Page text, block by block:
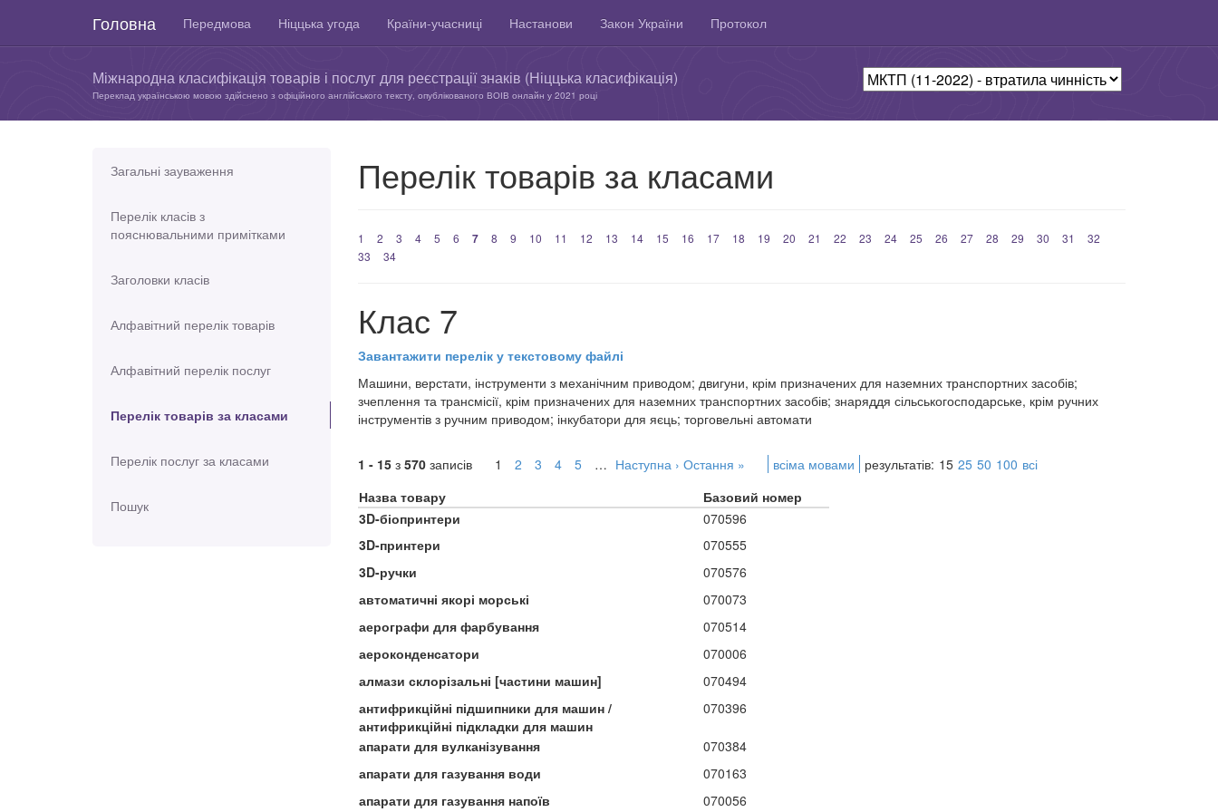
Головна Передмова Ніццька угода Країни-учасниці Настанови Закон України Протокол
Міжнародна класифікація товарів і послуг для реєстрації знаків (Ніццька класифікація)
Переклад українською мовою здійснено з офіційного англійського тексту, опублікованого ВОІВ онлайн у 2021 році
Загальні зауваження
Перелік класів з
пояснювальними примітками
Заголовки класів
Алфавітний перелік товарів
Алфавітний перелік послуг
Перелік товарів за класами
Перелік послуг за класами
Пошук
Перелік товарів за класами
1 2 3 4 5 6 7 8 9 10 11 12 13 14 15 16 17 18 19 20 21 22 23 24 25 26 27 28 29 30 31
32
33
34
Клас 7
Завантажити перелік у текстовому файлі
Машини, верстати, інструменти з механічним приводом; двигуни, крім призначених для наземних транспортних засобів;
зчеплення та трансмісії, крім призначених для наземних транспортних засобів; знаряддя сільськогосподарське, крім ручних
інструментів з ручним приводом; інкубатори для яєць; торговельні автомати
1 - 15з 570записів 1 2 3 4 5 … Наступна › Остання » всіма мовами результатів: 15 25 50 100 всі
Назва товару
Базовий номер
3D-біопринтери
070596
3D-принтери
070555
3D-ручки
070576
автоматичні якорі морські
070073
аерографи для фарбування
070514
аероконденсатори
070006
алмази склорізальні [частини машин]
070494
антифрикційні підшипники для машин /
антифрикційні підкладки для машин
070396
апарати для вулканізування
070384
апарати для газування води
070163
апарати для газування напоїв
070056